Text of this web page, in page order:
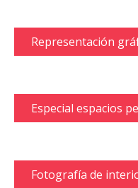
Representación
Especial espacios
Fotografía de